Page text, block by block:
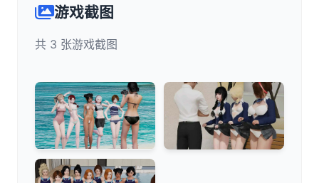
游戏截图
共 3 张游戏截图